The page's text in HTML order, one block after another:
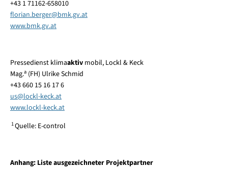
+43 1 71162-658010
florian.berger@bmk.gv.at
www.bmk.gv.at
Pressedienst klimaaktiv mobil, Lockl & Keck
Mag.a(FH) Ulrike Schmid
+43 660 15 16 17 6
us@lockl-keck.at
www.lockl-keck.at
1Quelle: E-control
Anhang: Liste ausgezeichneter Projektpartner